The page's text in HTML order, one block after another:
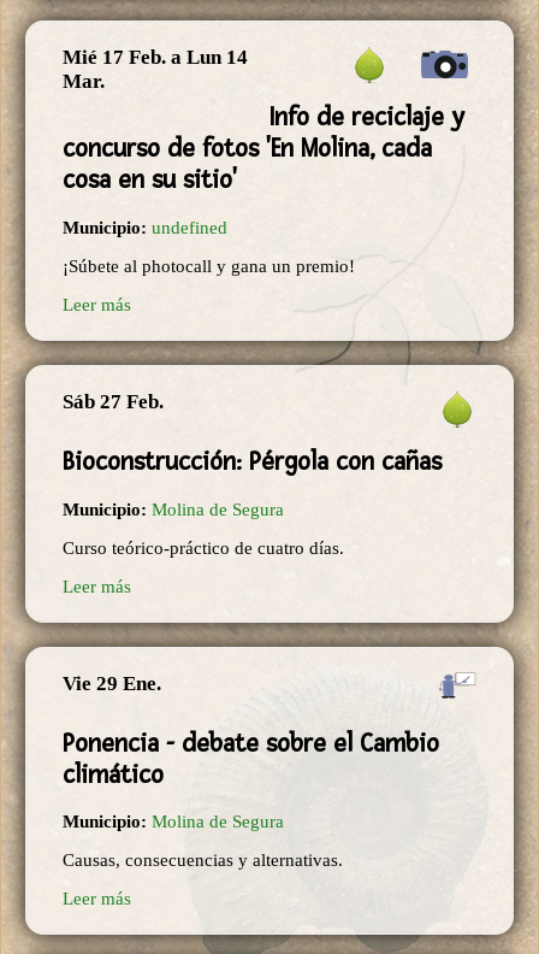
Mié 17 Feb. a Lun 14
Mar.
Info de reciclaje y
concurso de fotos 'En Molina, cada
cosa en su sitio'
Municipio: undefined
¡Súbete al photocall y gana un premio!
Leer más
Sáb 27 Feb.
Bioconstrucción: Pérgola con cañas
Municipio: Molina de Segura
Curso teórico-práctico de cuatro días.
Leer más
Vie 29 Ene.
Ponencia - debate sobre el Cambio
climático
Municipio: Molina de Segura
Causas, consecuencias y alternativas.
Leer más